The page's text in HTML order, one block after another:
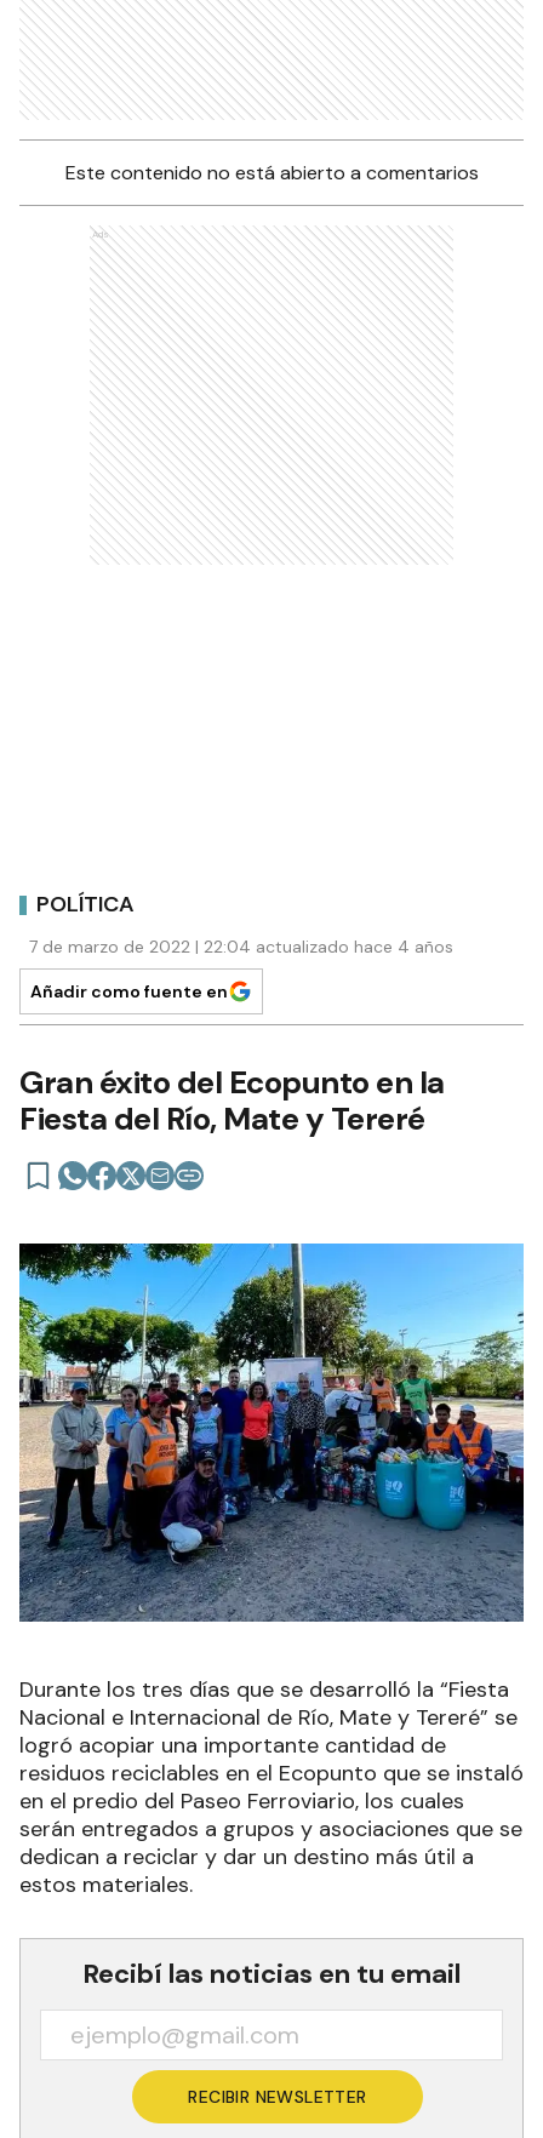
Este contenido no está abierto a comentarios
Ads
POLÍTICA
7 de marzo de 2022 | 22:04 actualizado hace 4 años
Añadir como fuente en
Gran éxito del Ecopunto en la
Fiesta del Río, Mate y Tereré
Durante los tres días que se desarrolló la “Fiesta
Nacional e Internacional de Río, Mate y Tereré” se
logró acopiar una importante cantidad de
residuos reciclables en el Ecopunto que se instaló
en el predio del Paseo Ferroviario, los cuales
serán entregados a grupos y asociaciones que se
dedican a reciclar y dar un destino más útil a
estos materiales.
Recibí las noticias en tu email
RECIBIR NEWSLETTER